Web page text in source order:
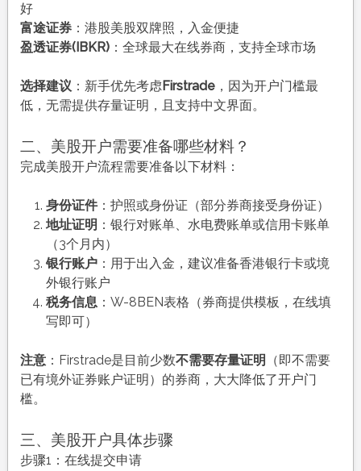
好
富途证券：港股美股双牌照，入金便捷
盈透证券(IBKR)：全球最大在线券商，支持全球市场
选择建议 ：新手优先考虑Firstrade，因为开户门槛最
低，无需提供存量证明，且支持中文界面。
二、美股开户需要准备哪些材料？
完成美股开户流程需要准备以下材料：
身份证件：护照或身份证（部分券商接受身份证）
地址证明 ：银行对账单、水电费账单或信用卡账单
（3个月内）
银行账户：用于出入金，建议准备香港银行卡或境
外银行账户
税务信息：W-8BEN表格（券商提供模板，在线填
写即可）
注意：Firstrade是目前少数不需要存量证明 （即不需要
已有境外证券账户证明）的券商，大大降低了开户门
槛。
三、美股开户具体步骤
步骤1：在线提交申请